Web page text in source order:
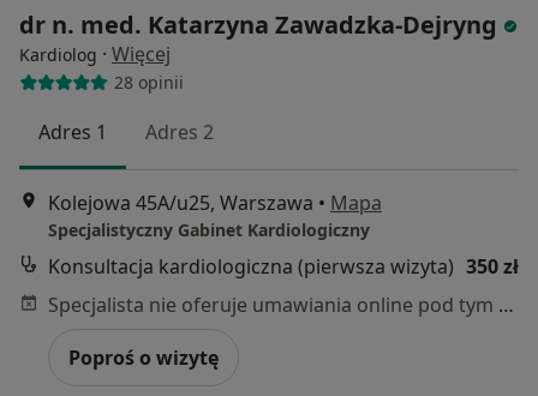
dr n. med. Katarzyna Zawadzka-Dejryng
Kardiolog · Więcej
28 opinii
Adres 1 Adres 2
Kolejowa 45A/u25, Warszawa • Mapa
Specjalistyczny Gabinet Kardiologiczny
Konsultacja kardiologiczna (pierwsza wizyta) 350 zł
Specjalista nie oferuje umawiania online pod tym adresem.
Poproś o wizytę